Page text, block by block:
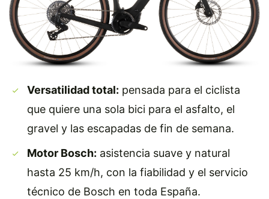
Versatilidad total: pensada para el ciclista
que quiere una sola bici para el asfalto, el
gravel y las escapadas de fin de semana.
Motor Bosch: asistencia suave y natural
hasta 25 km/h, con la fiabilidad y el servicio
técnico de Bosch en toda España.